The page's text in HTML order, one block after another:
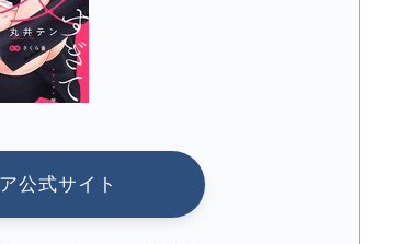
公式サイト